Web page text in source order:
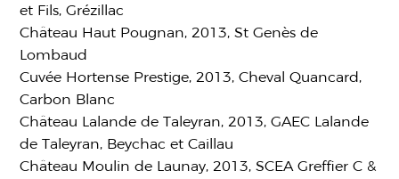
et Fils, Grézillac
Château Haut Pougnan, 2013, St Genès de
Lombaud
Cuvée Hortense Prestige, 2013, Cheval Quancard,
Carbon Blanc
Château Lalande de Taleyran, 2013, GAEC Lalande
de Taleyran, Beychac et Caillau
Château Moulin de Launay, 2013, SCEA Greffier C &